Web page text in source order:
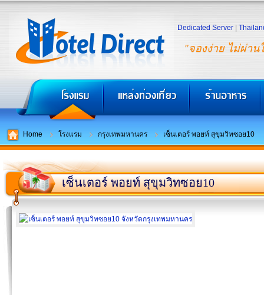
"จองง่าย ไม่ผ่าน
Dedicated Server
Home โรงแรม กรุงเทพมหานคร เซ็นเตอร์ พอยท์ สุขุมวิทซอย10
เซ็นเตอร์ พอยท์ สุขุมวิทซอย10